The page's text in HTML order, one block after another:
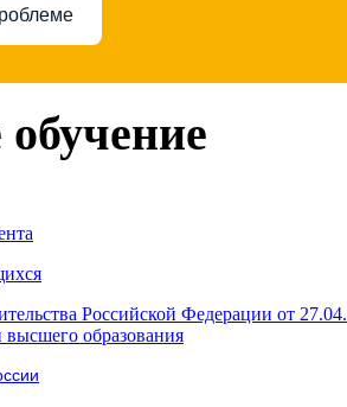
Российской Федерации от
образования